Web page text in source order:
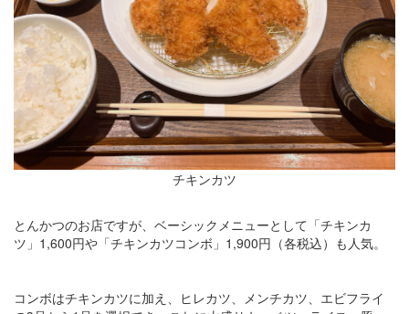
チキンカツ
とんかつのお店ですが、ベーシックメニューとして「チキンカ
ツ」1,600円や「チキンカツコンボ」1,900円（各税込）も人気。
コンボはチキンカツに加え、ヒレカツ、メンチカツ、エビフライ